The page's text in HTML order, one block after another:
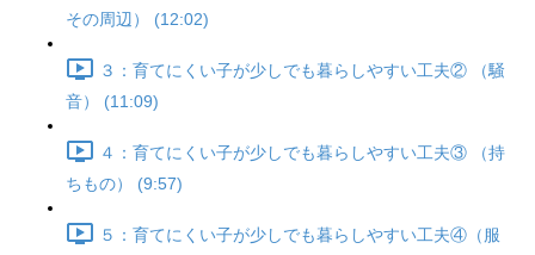
その周辺） (12:02)
３：育てにくい子が少しでも暮らしやすい工夫② （騒
音） (11:09)
４：育てにくい子が少しでも暮らしやすい工夫③ （持
ちもの） (9:57)
５：育てにくい子が少しでも暮らしやすい工夫④（服